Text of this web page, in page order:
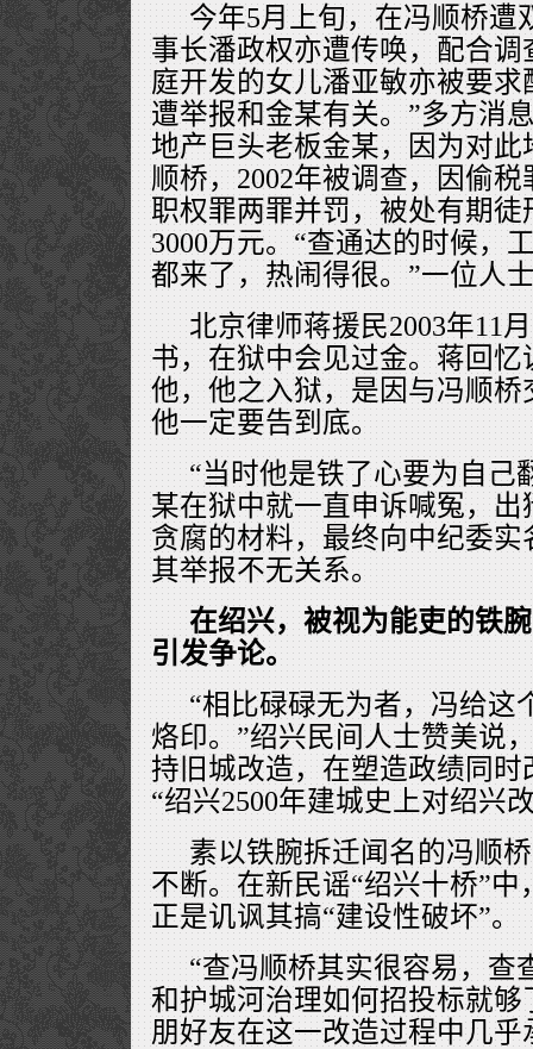
今年5月上旬，在冯顺桥遭
事长潘政权亦遭传唤，配合
庭开发的女儿潘亚敏亦被要求
遭举报和金某有关。”多方消
地产巨头老板金某，因为对
顺桥，2002年被调查，因偷
职权罪两罪并罚，被处有期
3000万元。“查通达的时候，
都来了，热闹得很。”一位人
北京律师蒋援民2003年11
书，在狱中会见过金。蒋回
他，他之入狱，是因与冯顺
他一定要告到底。
“当时他是铁了心要为自己
某在狱中就一直申诉喊冤，
贪腐的材料，最终向中纪委
其举报不无关系。
在绍兴，被视为能吏的铁
引发争论。
“相比碌碌无为者，冯给这
烙印。”绍兴民间人士赞美说
持旧城改造，在塑造政绩同
“绍兴2500年建城史上对绍兴
素以铁腕拆迁闻名的冯顺
不断。在新民谣“绍兴十桥”中
正是讥讽其搞“建设性破坏”。
“查冯顺桥其实很容易，查
和护城河治理如何招投标就够
朋好友在这一改造过程中几